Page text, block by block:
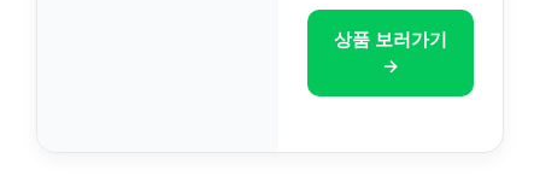
상품 보러가기
→